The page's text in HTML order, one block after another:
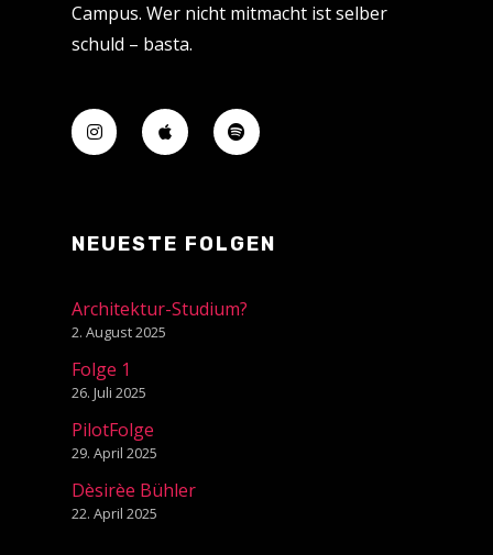
Campus. Wer nicht mitmacht ist selber
schuld – basta.
NEUESTE FOLGEN
Architektur-Studium?
2. August 2025
Folge 1
26. Juli 2025
PilotFolge
29. April 2025
Dèsirèe Bühler
22. April 2025